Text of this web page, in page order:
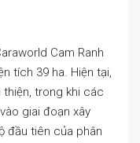
Cam Ranh
tích 39 ha. Hiện tại,
trong khi các
giai đoạn xây
đầu tiên của phân